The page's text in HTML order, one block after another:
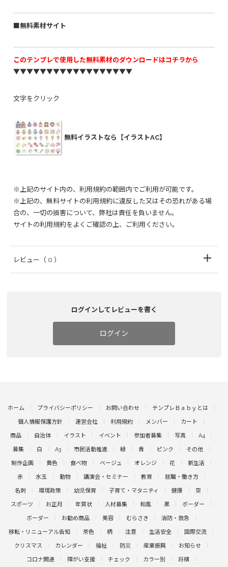
■無料素材サイト
このテンプレで使用した無料素材のダウンロードはコチラから
▼▼▼▼▼▼▼▼▼▼▼▼▼▼▼▼▼▼
文字をクリック
無料イラストなら【イラストAC】
※上記のサイト内の、利用規約の範囲内でご利用が可能です。
※上記の、無料サイトの利用規約に違反した又はその恐れがある場
合の、一切の損害について、弊社は責任を負いません。
サイトの利用規約をよくご確認の上、ご利用ください。
レビュー （ 0 ）
ログインしてレビューを書く
ログイン
ホーム プライバシーポリシー お問い合わせ テンプレＢａｂｙとは
個人情報保護方針 運営会社 利用規約 メンバー カート
商品 自治体 イラスト イベント 参加者募集 写真 A4
募集 白 A3 市民活動推進 緑 青 ピンク その他
制作企画 黄色 食べ物 ベージュ オレンジ 花 新生活
赤 水玉 動物 講演会・セミナー 教育 就職・働き方
名刺 環境政策 幼児保育 子育て・マタニティ 健康 空
スポーツ お正月 年賀状 人材募集 和風 黒 ボーダー
ボーダー お勧め商品 美容 むらさき 消防・救急
移転・リニューアル告知 茶色 柄 注意 生活安全 国際交流
クリスマス カレンダー 福祉 防災 産業振興 お知らせ
コロナ関連 障がい支援 チェック カラー別 将棋